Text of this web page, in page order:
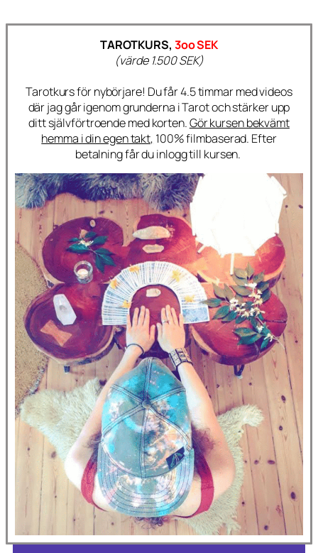
TAROTKURS, 3oo SEK
(värde 1.500 SEK)
Tarotkurs för nybörjare! Du får 4.5 timmar med videos
där jag går igenom grunderna i Tarot och stärker upp
ditt självförtroende med korten.Gör kursen bekvämt
hemma i din egen takt, 100% filmbaserad. Efter
betalning får du inlogg till kursen.